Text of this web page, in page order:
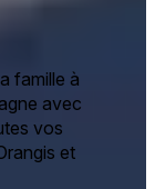
famille à
avec
vos
et